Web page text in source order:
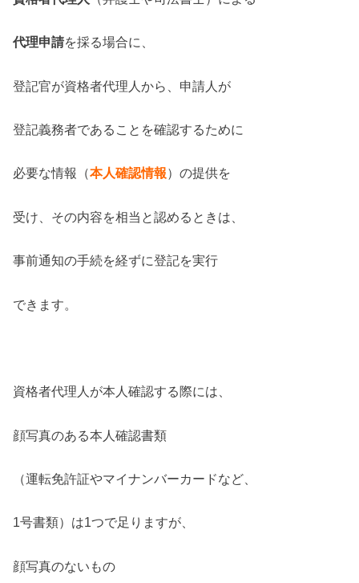
代理申請を採る場合に、
登記官が資格者代理人から、申請人が
登記義務者であることを確認するために
必要な情報（本人確認情報）の提供を
受け、その内容を相当と認めるときは、
事前通知の手続を経ずに登記を実行
できます。
資格者代理人が本人確認する際には、
顔写真のある本人確認書類
（運転免許証やマイナンバーカードなど、
1号書類）は1つで足りますが、
顔写真のないもの